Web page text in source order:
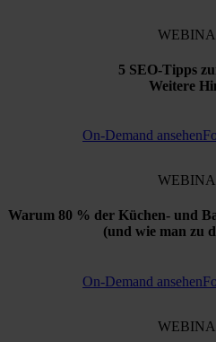
5 SEO-Tipps
Weitere
On-Demand ansehen
Warum 80 % der Küchen- und
(und wie man zu
On-Demand ansehen